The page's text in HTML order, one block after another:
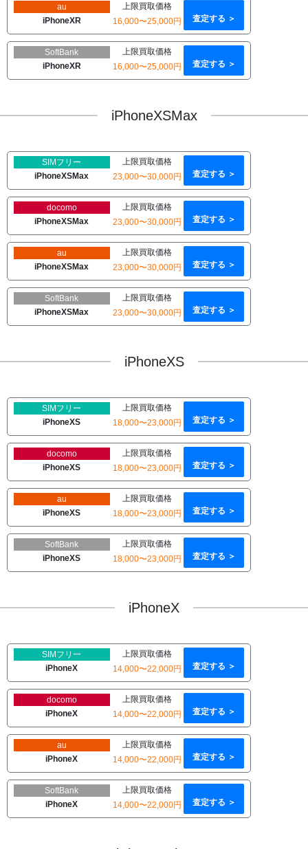
au
iPhoneXR
上限買取価格
16,000〜25,000円
査定する ＞
SoftBank
iPhoneXR
上限買取価格
16,000〜25,000円
査定する ＞
iPhoneXSMax
SIMフリー
iPhoneXSMax
上限買取価格
23,000〜30,000円
査定する ＞
docomo
iPhoneXSMax
上限買取価格
23,000〜30,000円
査定する ＞
au
iPhoneXSMax
上限買取価格
23,000〜30,000円
査定する ＞
SoftBank
iPhoneXSMax
上限買取価格
23,000〜30,000円
査定する ＞
iPhoneXS
SIMフリー
iPhoneXS
上限買取価格
18,000〜23,000円
査定する ＞
docomo
iPhoneXS
上限買取価格
18,000〜23,000円
査定する ＞
au
iPhoneXS
上限買取価格
18,000〜23,000円
査定する ＞
SoftBank
iPhoneXS
上限買取価格
18,000〜23,000円
査定する ＞
iPhoneX
SIMフリー
iPhoneX
上限買取価格
14,000〜22,000円
査定する ＞
docomo
iPhoneX
上限買取価格
14,000〜22,000円
査定する ＞
au
iPhoneX
上限買取価格
14,000〜22,000円
査定する ＞
SoftBank
iPhoneX
上限買取価格
14,000〜22,000円
査定する ＞